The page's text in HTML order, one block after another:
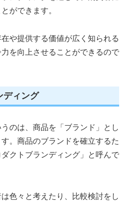
ができます。
や提供する価値が広く知られる
を向上させることができるので
ディング
うのは、商品を「ブランド」とし
。商品のブランドを確立するた
クトブランディング」と呼んで
色々と考えたり、比較検討をし